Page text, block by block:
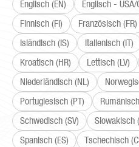
Englisch (EN)
Englisch - USA/
Finnisch (FI)
Französisch (FR)
Isländisch (IS)
Italienisch (IT)
Kroatisch (HR)
Lettisch (LV)
Niederländisch (NL)
Portugiesisch (PT)
Schwedisch (SV)
Slowakisch
Spanisch (ES)
Tschechisch